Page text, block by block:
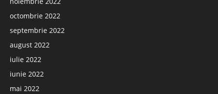
octombrie 2022
septembrie 2022
august 2022
iulie 2022
iunie 2022
mai 2022